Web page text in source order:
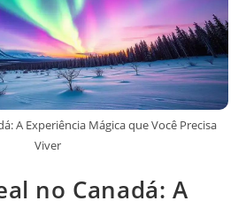
A Experiência Mágica que Você Precisa
Viver
no Canadá: A